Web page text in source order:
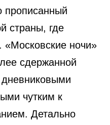
прописанный
страны, где
«Московские ночи»
сдержанной
чутким к
Детально